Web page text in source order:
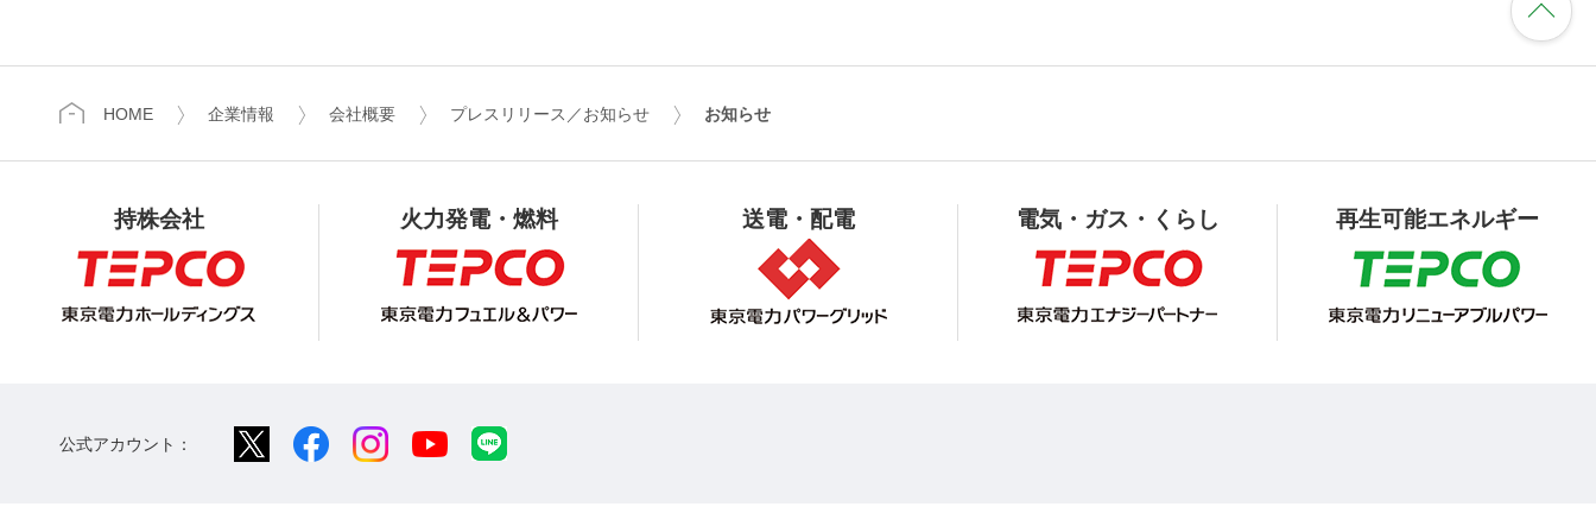
HOME 企業情報 会社概要 プレスリリース／お知らせ お知らせ
持株会社 火力発電・燃料 送電・配電 電気・ガス・くらし 再生可能エネルギー
公式アカウント：